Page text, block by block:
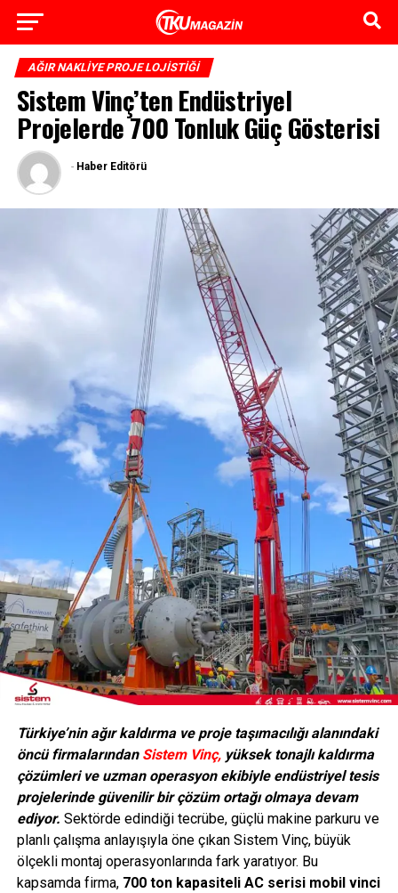
AĞIR NAKLIYE PROJE LOJISTIĞI
Sistem Vinç’ten Endüstriyel
Projelerde 700 Tonluk Güç Gösterisi
- Haber Editörü
Türkiye’nin ağır kaldırma ve proje taşımacılığı alanındaki
öncü firmalarından Sistem Vinç,yüksek tonajlı kaldırma
çözümleri ve uzman operasyon ekibiyle endüstriyel tesis
projelerinde güvenilir bir çözüm ortağı olmaya devam
ediyor. Sektörde edindiği tecrübe, güçlü makine parkuru ve
planlı çalışma anlayışıyla öne çıkan Sistem Vinç, büyük
ölçekli montaj operasyonlarında fark yaratıyor. Bu
kapsamda firma, 700 ton kapasiteli AC serisi mobil vinci